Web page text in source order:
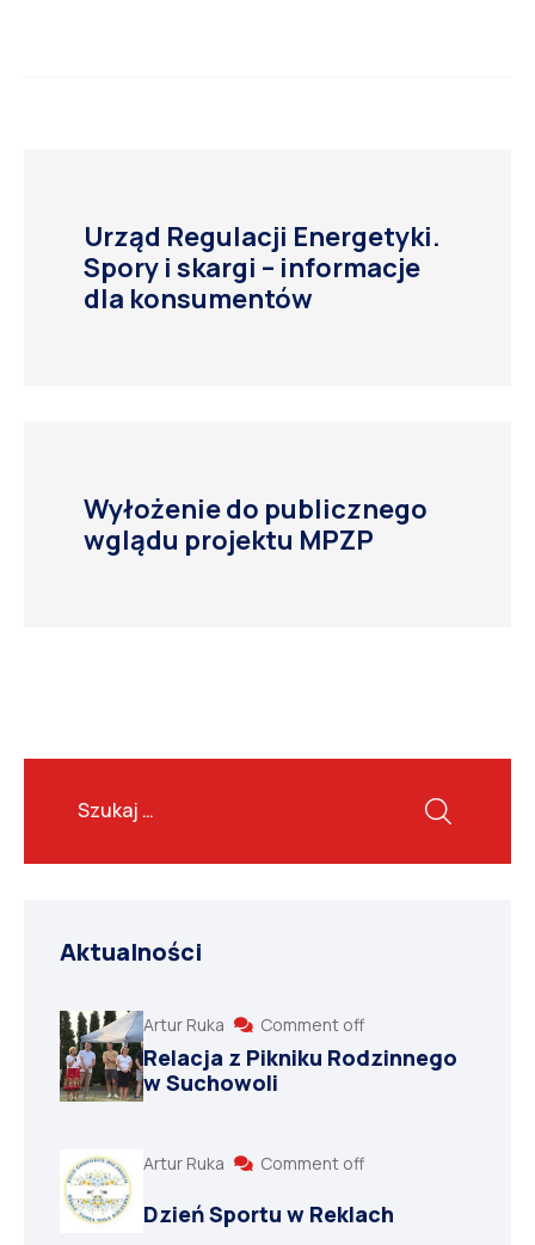
Urząd Regulacji Energetyki.
Spory i skargi – informacje
dla konsumentów
Wyłożenie do publicznego
wglądu projektu MPZP
Aktualności
Artur Ruka Comment off
Relacja z Pikniku Rodzinnego
w Suchowoli
Artur Ruka Comment off
Dzień Sportu w Reklach